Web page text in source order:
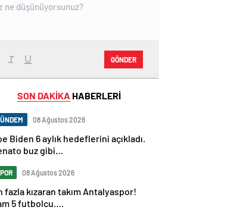
GÖNDER
SON DAKİKA HABERLERİ
08 Ağustos 2026
Biden 6 aylık hedeflerini açıkladı.
buz gibi…
08 Ağustos 2026
fazla kızaran takım Antalyaspor!
5 futbolcu….